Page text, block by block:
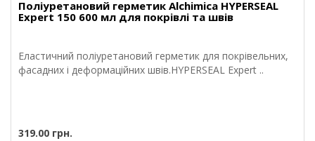
Поліуретановий герметик Alchimica HYPERSEAL
Expert 150 600 мл для покрівлі та швів
Еластичний поліуретановий герметик для покрівельних,
фасадних і деформаційних швів.HYPERSEAL Expert ..
319.00 грн.